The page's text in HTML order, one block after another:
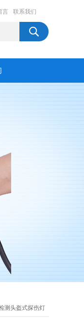
言 联系我们
测头盔式探伤灯